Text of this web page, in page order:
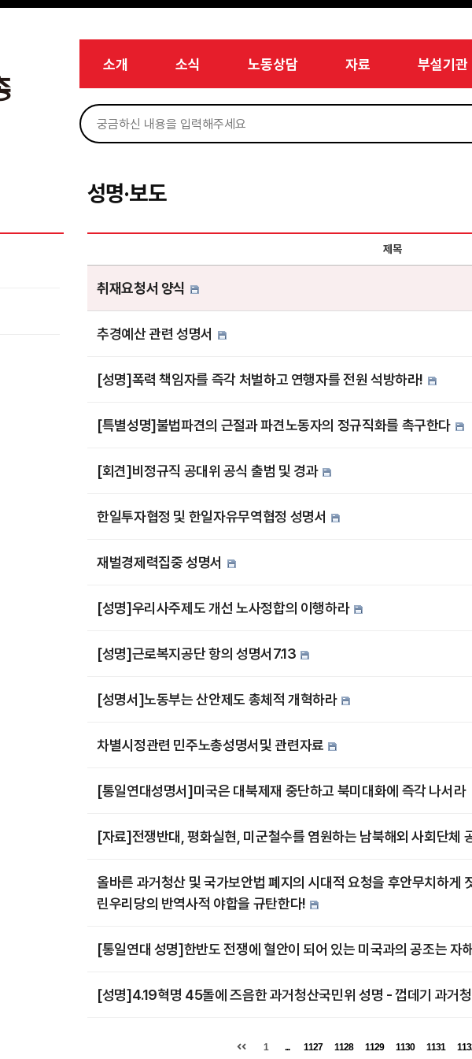
소개 소식 노동상담 자료 부설기관
성명·보도
제목
취재요청서 양식
추경예산 관련 성명서
[성명]폭력 책임자를 즉각 처벌하고 연행자를 전원 석방하라!
[특별성명]불법파견의 근절과 파견노동자의 정규직화를 촉구한다
[회견]비정규직 공대위 공식 출범 및 경과
한일투자협정 및 한일자유무역협정 성명서
재벌경제력집중 성명서
[성명]우리사주제도 개선 노사정합의 이행하라
[성명]근로복지공단 항의 성명서7.13
[성명서]노동부는 산안제도 총체적 개혁하라
차별시정관련 민주노총성명서및 관련자료
[통일연대성명서]미국은 대북제재 중단하고 북미대화에 즉각 나서라
[자료]전쟁반대, 평화실현, 미군철수를 염원하는 남북해외 사회단체
올바른 과거청산 및 국가보안법 폐지의 시대적 요청을 후안무치하게
린우리당의 반역사적 야합을 규탄한다!
[통일연대 성명]한반도 전쟁에 혈안이 되어 있는 미국과의 공조는 자
[성명]4.19혁명 45돌에 즈음한 과거청산국민위 성명 - 껍데기 과거
1 ... 1127 1128 1129 1130 1131